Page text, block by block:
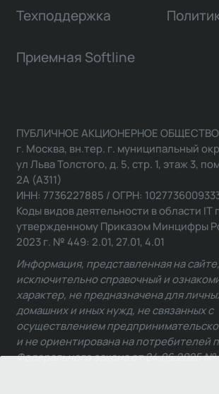
Техподдержка
Приемная Softline
ПУБЛИЧНОЕ АКЦИОНЕРНОЕ
г. Москва, вн.тер. г. муниципальный
ул Льва Толстого, д. 5, стр. 1, этаж 3,
2А (А311)
ИНН: 7736227885 / ОГРН:
Коды видов деятельности в области IT
утвержденному Приказом Минцифры
2023 г. № 449: 2.01, 27.01, 4.01
Информация, представленная на
исключительно справочный и
характер, не предназначена для
домашних и иных нужд, не связанных с
осуществлением
и не ориентирована на потребителей
Федерального закона от 24.06.2025